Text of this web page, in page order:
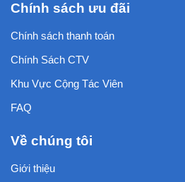
Chính sách ưu đãi
Chính sách thanh toán
Chính Sách CTV
Khu Vực Cộng Tác Viên
FAQ
Về chúng tôi
Giới thiệu